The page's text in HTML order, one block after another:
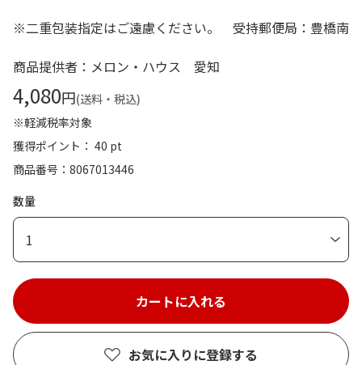
※二重包装指定はご遠慮ください。 受持郵便局：豊橋南
商品提供者：メロン・ハウス 愛知
4,080円(送料・税込)
※軽減税率対象
獲得ポイント： 40 pt
商品番号
8067013446
数量
1
お気に入りに登録する